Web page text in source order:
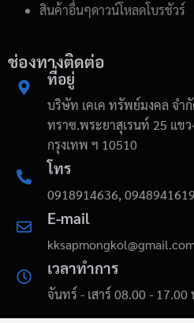
สินค้าอื่นๆดาวน์โหลดโบรชัวร์
ช่องทางติดต่อ
ที่อยู่
บริษัท เคเค ทรัพย์มงคล จำ
ทราซ.พระยาสุเรนท์ 25 แข
กรุงเทพ ฯ 10510
โทร
0918914636,
E-mail
เวลาทำการ
จันทร์ - เสาร์ 08.00 - 17.00